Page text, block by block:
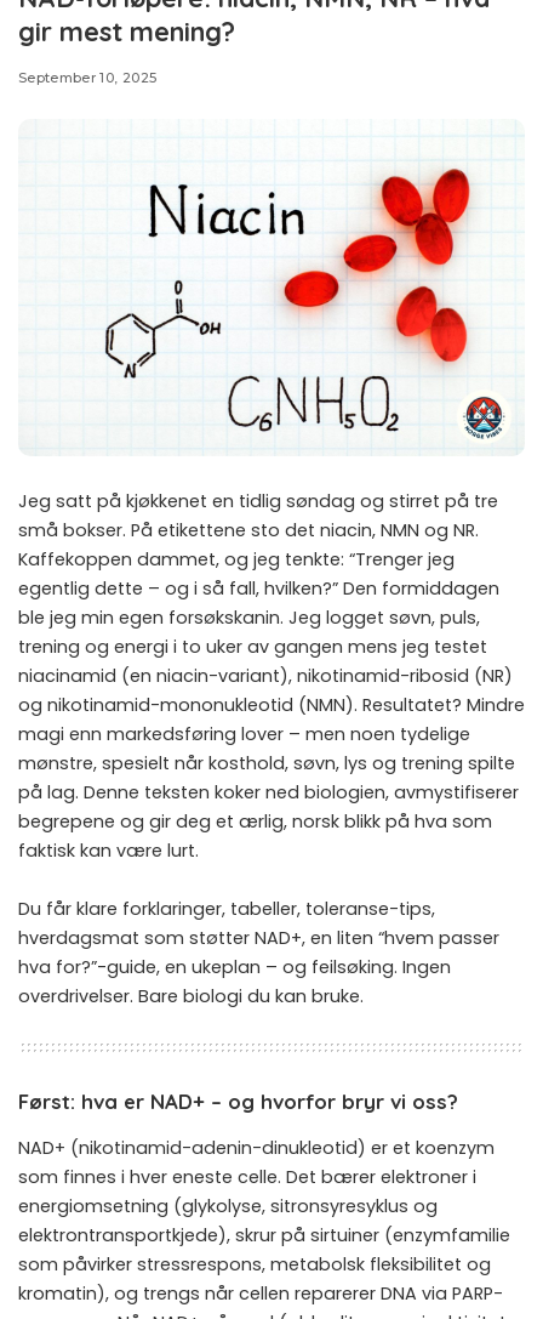
gir mest mening?
September 10, 2025
Jeg satt på kjøkkenet en tidlig søndag og stirret på tre
små bokser. På etikettene sto det niacin, NMN og NR.
Kaffekoppen dammet, og jeg tenkte: “Trenger jeg
egentlig dette – og i så fall, hvilken?” Den formiddagen
ble jeg min egen forsøkskanin. Jeg logget søvn, puls,
trening og energi i to uker av gangen mens jeg testet
niacinamid (en niacin-variant), nikotinamid-ribosid (NR)
og nikotinamid-mononukleotid (NMN). Resultatet? Mindre
magi enn markedsføring lover – men noen tydelige
mønstre, spesielt når kosthold, søvn, lys og trening spilte
på lag. Denne teksten koker ned biologien, avmystifiserer
begrepene og gir deg et ærlig, norsk blikk på hva som
faktisk kan være lurt.
Du får klare forklaringer, tabeller, toleranse-tips,
hverdagsmat som støtter NAD+, en liten “hvem passer
hva for?”-guide, en ukeplan – og feilsøking. Ingen
overdrivelser. Bare biologi du kan bruke.
Først: hva er NAD+ – og hvorfor bryr vi oss?
NAD+ (nikotinamid-adenin-dinukleotid) er et koenzym
som finnes i hver eneste celle. Det bærer elektroner i
energiomsetning (glykolyse, sitronsyresyklus og
elektrontransportkjede), skrur på sirtuiner (enzymfamilie
som påvirker stressrespons, metabolsk fleksibilitet og
kromatin), og trengs når cellen reparerer DNA via PARP-